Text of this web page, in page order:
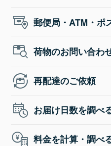
郵便局・ATM・ポ
荷物のお問い合わ
再配達のご依頼
お届け日数を調べ
料金を計算・調べ